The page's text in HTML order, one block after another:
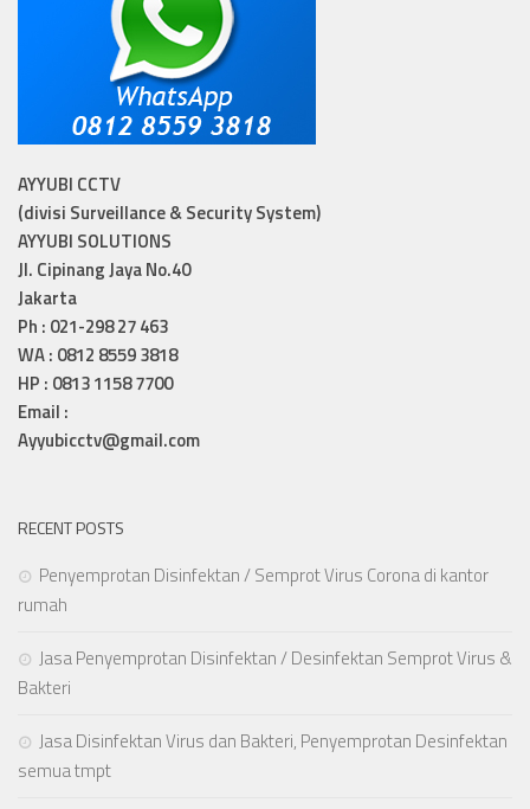
AYYUBI CCTV
(divisi Surveillance & Security System)
AYYUBI SOLUTIONS
Jl. Cipinang Jaya No.40
Jakarta
Ph : 021-298 27 463
WA : 0812 8559 3818
HP : 0813 1158 7700
Email :
Ayyubicctv@gmail.com
RECENT POSTS
Penyemprotan Disinfektan / Semprot Virus Corona di kantor
rumah
Jasa Penyemprotan Disinfektan / Desinfektan Semprot Virus &
Bakteri
Jasa Disinfektan Virus dan Bakteri, Penyemprotan Desinfektan
semua tmpt